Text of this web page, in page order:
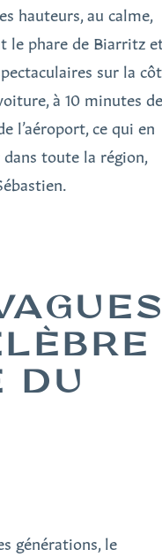
hauteurs, au calme,
le phare de Biarritz
sur la
à 10 minutes de
l’aéroport, ce qui en
toute la région,
DU
générations, le